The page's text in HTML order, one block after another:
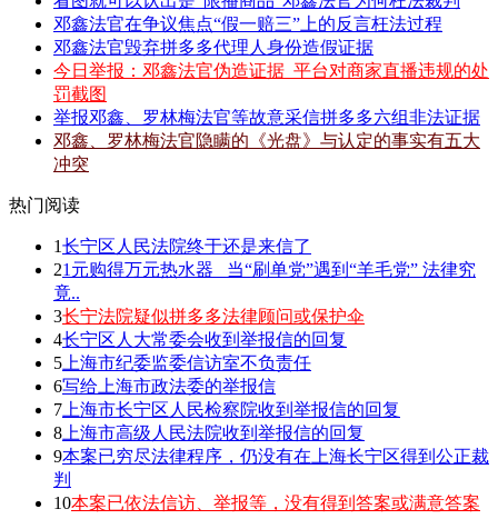
邓鑫法官在争议焦点“假一赔三”上的反言枉法过程
邓鑫法官毁弃拼多多代理人身份造假证据
今日举报：邓鑫法官伪造证据_平台对商家直播违规的处
罚截图
举报邓鑫、罗林梅法官等故意采信拼多多六组非法证据
邓鑫、罗林梅法官隐瞒的《光盘》与认定的事实有五大
冲突
热门阅读
1长宁区人民法院终于还是来信了
21元购得万元热水器 _当“刷单党”遇到“羊毛党” 法律究
竟..
3长宁法院疑似拼多多法律顾问或保护伞
4长宁区人大常委会收到举报信的回复
5 上海市纪委监委信访室不负责任
6写给上海市政法委的举报信
7 上海市长宁区人民检察院收到举报信的回复
8 上海市高级人民法院收到举报信的回复
9本案已穷尽法律程序，仍没有在上海长宁区得到公正裁
判
10本案已依法信访、举报等，没有得到答案或满意答案